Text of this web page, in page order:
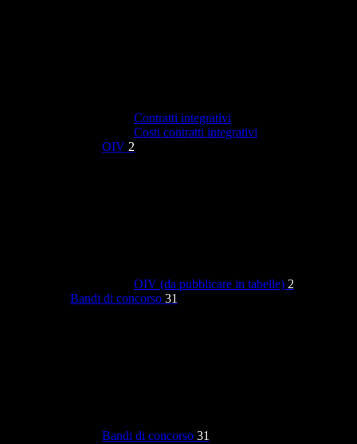
Contratti integrativi
Costi contratti integrativi
OIV 2
OIV (da pubblicare in tabelle) 2
Bandi di concorso 31
Bandi di concorso 31